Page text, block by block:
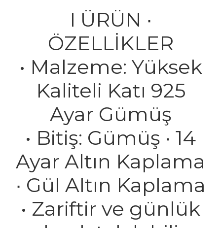
I ÜRÜN ∙
ÖZELLİKLER
• Malzeme: Yüksek
Kaliteli Katı 925
Ayar Gümüş
• Bitiş: Gümüş ∙ 14
Ayar Altın Kaplama
∙ Gül Altın Kaplama
• Zariftir ve günlük